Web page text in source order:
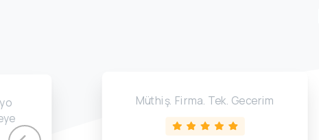
Müthiş. Firma. Tek. Gecerim